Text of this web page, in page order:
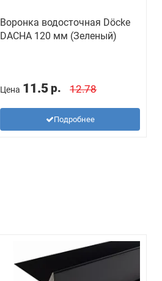
Воронка водосточная Döcke
DACHA 120 мм (Зеленый)
Цена 11.5 р. 12.78
Подробнее